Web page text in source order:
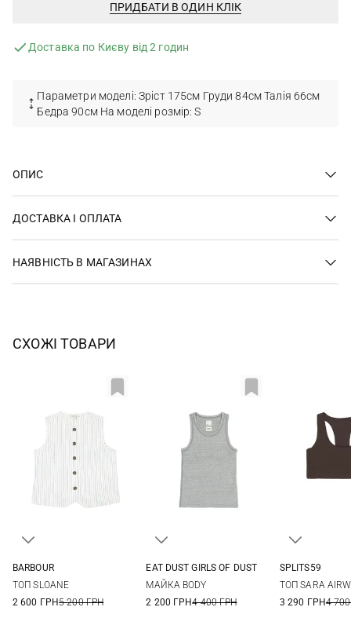
ПРИДБАТИ В ОДИН КЛІК
Доставка по Києву від 2 годин
Параметри моделі: Зріст 175см Груди 84см Талія 66см
Бедра 90см На моделі розмір: S
ОПИС
ДОСТАВКА І ОПЛАТА
НАЯВНІСТЬ В МАГАЗИНАХ
СХОЖІ ТОВАРИ
BARBOUR
ТОП SLOANE
2 600 ГРН5 200 ГРН
EAT DUST GIRLS OF DUST
МАЙКА BODY
2 200 ГРН4 400 ГРН
SPLITS59
ТОП SARA
3 290 ГРН4